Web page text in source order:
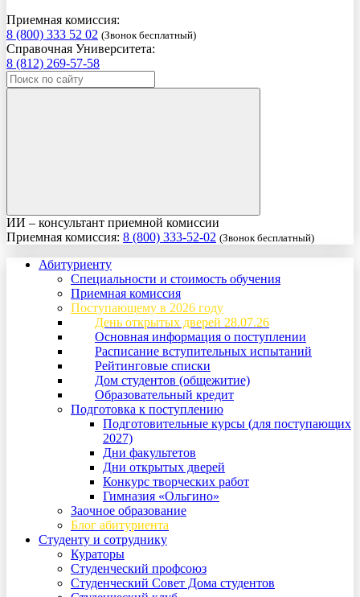
Приемная комиссия:
8 (800) 333 52 02 (Звонок бесплатный)
Справочная Университета:
8 (812) 269-57-58
ИИ – консультант приемной комиссии
Приемная комиссия: 8 (800) 333-52-02 (Звонок бесплатный)
Абитуриенту
Специальности и стоимость обучения
Приемная комиссия
Поступающему в 2026 году
День открытых дверей 28.07.26
Основная информация о поступлении
Расписание вступительных испытаний
Рейтинговые списки
Дом студентов (общежитие)
Образовательный кредит
Подготовка к поступлению
Подготовительные курсы (для поступающих
2027)
Дни факультетов
Дни открытых дверей
Конкурс творческих работ
Гимназия «Ольгино»
Заочное образование
Блог абитуриента
Студенту и сотруднику
Кураторы
Студенческий профсоюз
Студенческий Совет Дома студентов